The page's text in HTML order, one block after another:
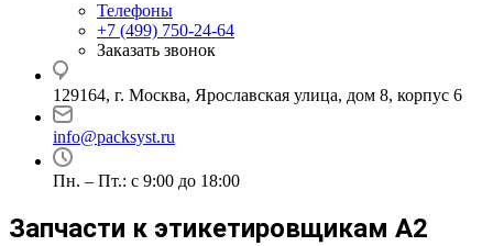
Телефоны
+7 (499) 750-24-64
Заказать звонок
129164, г. Москва, Ярославская улица, дом 8, корпус 6
info@packsyst.ru
Пн. – Пт.: с 9:00 до 18:00
Запчасти к этикетировщикам А2